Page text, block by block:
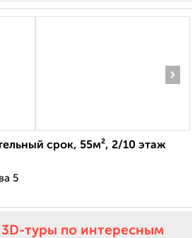
›
срок, 55м², 2/10 этаж
5
3D-туры по интересным